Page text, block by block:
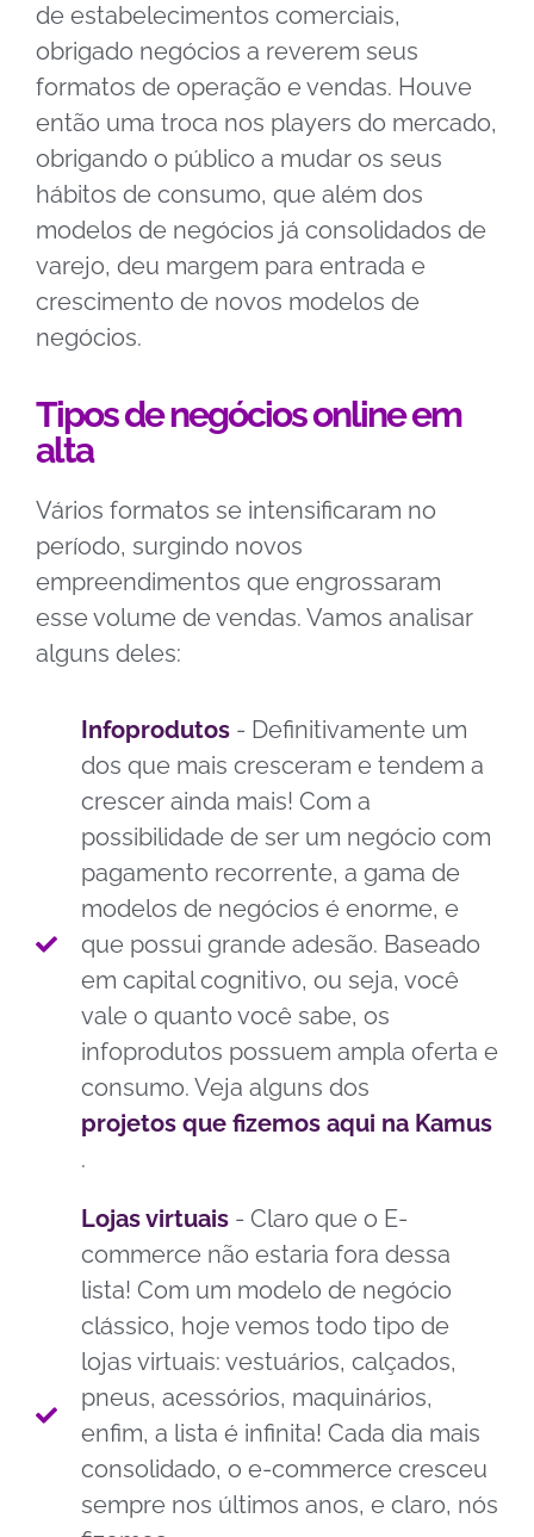
de estabelecimentos comerciais,
obrigado negócios a reverem seus
formatos de operação e vendas. Houve
então uma troca nos players do mercado,
obrigando o público a mudar os seus
hábitos de consumo, que além dos
modelos de negócios já consolidados de
varejo, deu margem para entrada e
crescimento de novos modelos de
negócios.
Tipos de negócios online em
alta
Vários formatos se intensificaram no
período, surgindo novos
empreendimentos que engrossaram
esse volume de vendas. Vamos analisar
alguns deles:
Infoprodutos- Definitivamente um
dos que mais cresceram e tendem a
crescer ainda mais! Com a
possibilidade de ser um negócio com
pagamento recorrente, a gama de
modelos de negócios é enorme, e
que possui grande adesão. Baseado
em capital cognitivo, ou seja, você
vale o quanto você sabe, os
infoprodutos possuem ampla oferta e
consumo. Veja alguns dos
projetos que fizemos aqui na Kamus
.
Lojas virtuais- Claro que o E-
commerce não estaria fora dessa
lista! Com um modelo de negócio
clássico, hoje vemos todo tipo de
lojas virtuais: vestuários, calçados,
pneus, acessórios, maquinários,
enfim, a lista é infinita! Cada dia mais
consolidado, o e-commerce cresceu
sempre nos últimos anos, e claro, nós